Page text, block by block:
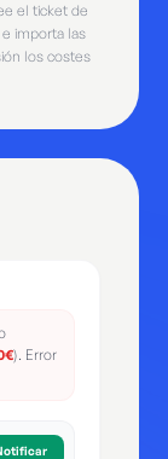
el ticket de
importa las
los costes
). Error